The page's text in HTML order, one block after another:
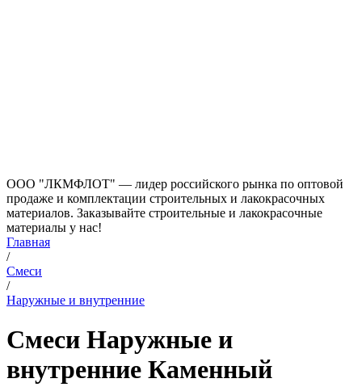
ООО "ЛКМФЛОТ" — лидер российского рынка по оптовой
продаже и комплектации строительных и лакокрасочных
материалов. Заказывайте строительные и лакокрасочные
материалы у нас!
Главная
/
Смеси
/
Наружные и внутренние
Смеси Наружные и
внутренние Каменный